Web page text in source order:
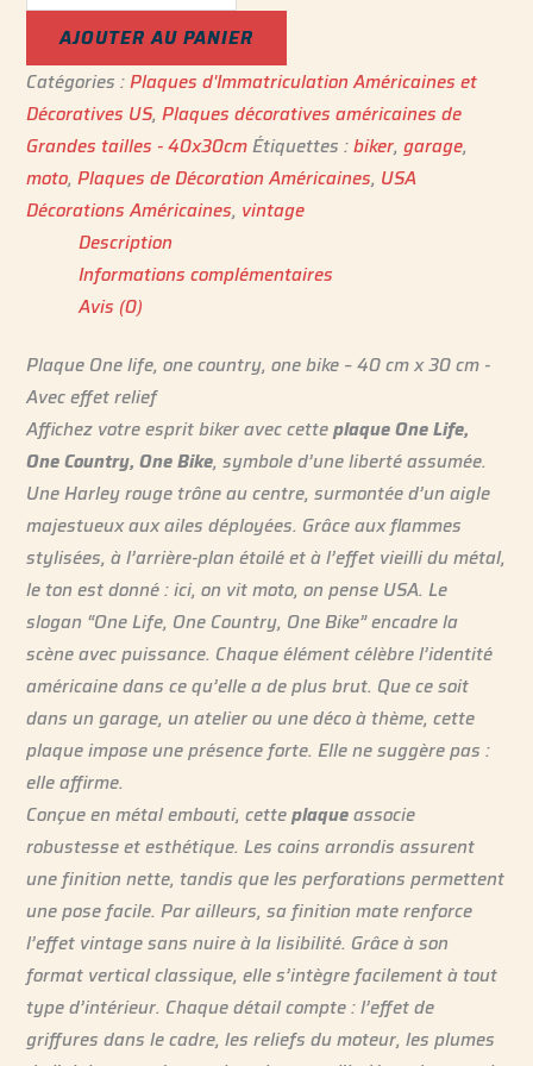
AJOUTER AU PANIER
Catégories :Plaques d'Immatriculation Américaines et
Décoratives US,Plaques décoratives américaines de
Grandes tailles - 40x30cmÉtiquettes :biker,garage,
moto,Plaques de Décoration Américaines, USA
Décorations Américaines, vintage
Description
Informations complémentaires
Avis (0)
Plaque One life, one country, one bike – 40 cm x 30 cm -
Avec effet relief
Affichez votre esprit biker avec cetteplaque One Life,
One Country, One Bike, symbole d’une liberté assumée.
Une Harley rouge trône au centre, surmontée d’un aigle
majestueux aux ailes déployées. Grâce aux flammes
stylisées, à l’arrière-plan étoilé et à l’effet vieilli du métal,
le ton est donné : ici, on vit moto, on pense USA. Le
slogan “One Life, One Country, One Bike” encadre la
scène avec puissance. Chaque élément célèbre l’identité
américaine dans ce qu’elle a de plus brut. Que ce soit
dans un garage, un atelier ou une déco à thème, cette
plaque impose une présence forte. Elle ne suggère pas :
elle affirme.
Conçue en métal embouti, cetteplaqueassocie
robustesse et esthétique. Les coins arrondis assurent
une finition nette, tandis que les perforations permettent
une pose facile. Par ailleurs, sa finition mate renforce
l’effet vintage sans nuire à la lisibilité. Grâce à son
format vertical classique, elle s’intègre facilement à tout
type d’intérieur. Chaque détail compte : l’effet de
griffures dans le cadre, les reliefs du moteur, les plumes